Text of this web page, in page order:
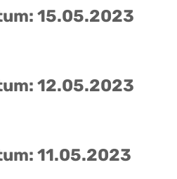
15.05.2023
12.05.2023
11.05.2023